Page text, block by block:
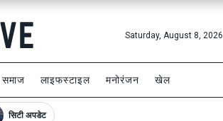
Saturday, August 8, 2026
समाज लाइफस्टाइल मनोरंजन खेल
सिटी अपडेट